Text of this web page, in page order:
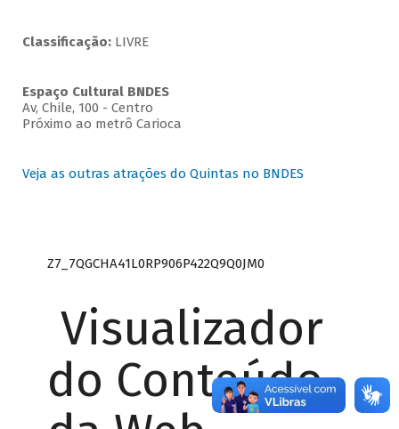
Classificação: LIVRE
Espaço Cultural BNDES
Av, Chile, 100 - Centro
Próximo ao metrô Carioca
Veja as outras atrações do Quintas no BNDES
Z7_7QGCHA41L0RP906P422Q9Q0JM0
Visualizador
do Conteúdo